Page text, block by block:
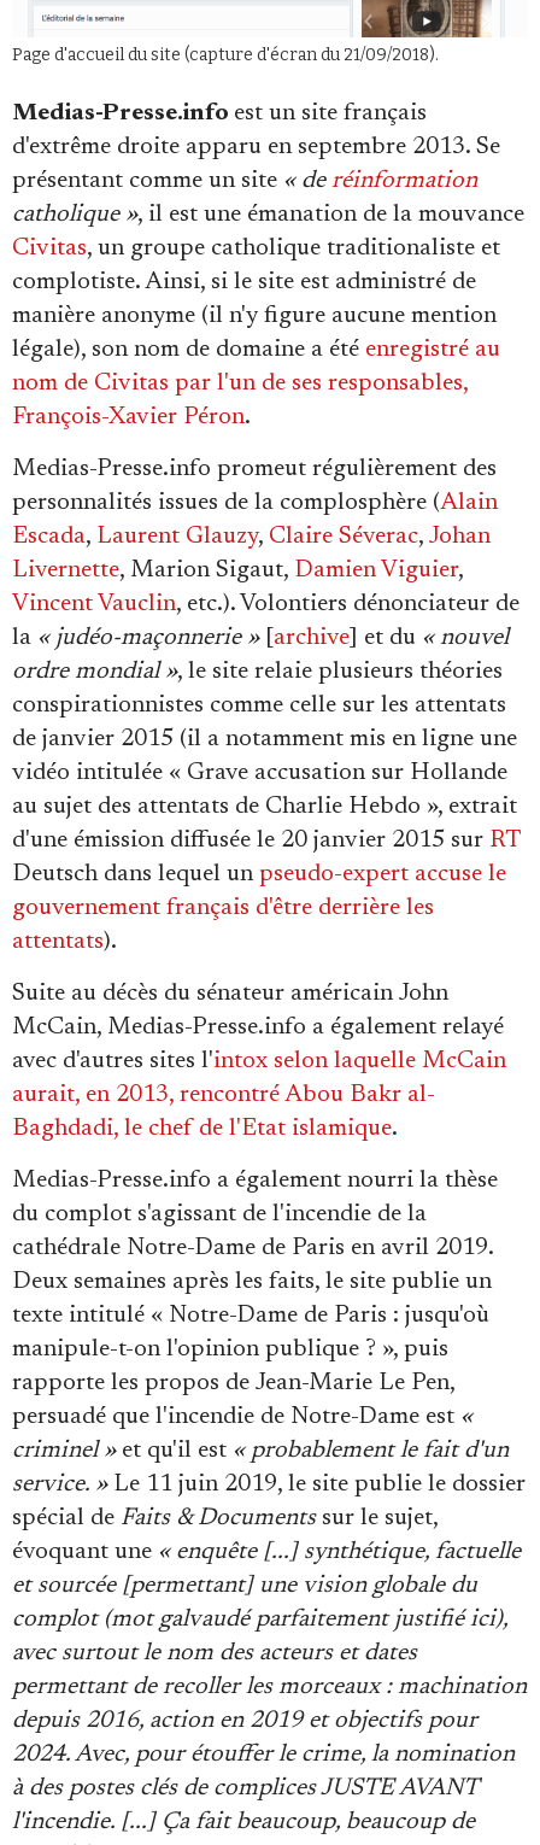
Demander à Vera
Page d'accueil du site (capture d'écran du 21/09/2018).
Medias-Presse.info est un site français
d'extrême droite apparu en septembre 2013. Se
présentant comme un site « de réinformation
catholique », il est une émanation de la mouvance
Civitas, un groupe catholique traditionaliste et
complotiste. Ainsi, si le site est administré de
manière anonyme (il n'y figure aucune mention
légale), son nom de domaine a été enregistré au
nom de Civitas par l'un de ses responsables,
François-Xavier Péron.
Medias-Presse.info promeut régulièrement des
personnalités issues de la complosphère (Alain
Escada, Laurent Glauzy, Claire Séverac, Johan
Livernette, Marion Sigaut, Damien Viguier,
Vincent Vauclin, etc.). Volontiers dénonciateur de
la « judéo-maçonnerie »[ archive ] et du « nouvel
ordre mondial », le site relaie plusieurs théories
conspirationnistes comme celle sur les attentats
de janvier 2015 (il a notamment mis en ligne une
vidéo intitulée « Grave accusation sur Hollande
au sujet des attentats de Charlie Hebdo », extrait
d'une émission diffusée le 20 janvier 2015 sur RT
Deutsch dans lequel un pseudo-expert accuse le
gouvernement français d'être derrière les
attentats).
Suite au décès du sénateur américain John
McCain, Medias-Presse.info a également relayé
avec d'autres sites l'intox selon laquelle McCain
aurait, en 2013, rencontré Abou Bakr al-
Baghdadi, le chef de l'Etat islamique.
Medias-Presse.info a également nourri la thèse
du complot s'agissant de l'incendie de la
cathédrale Notre-Dame de Paris en avril 2019.
Deux semaines après les faits, le site publie un
texte intitulé « Notre-Dame de Paris : jusqu'où
manipule-t-on l'opinion publique ? », puis
rapporte les propos de Jean-Marie Le Pen,
persuadé que l'incendie de Notre-Dame est «
criminel »et qu'il est « probablement le fait d'un
service. »Le 11 juin 2019, le site publie le dossier
spécial de Faits & Documentssur le sujet,
évoquant une « enquête [...] synthétique, factuelle
et sourcée [permettant] une vision globale du
complot (mot galvaudé parfaitement justifié ici),
avec surtout le nom des acteurs et dates
permettant de recoller les morceaux : machination
depuis 2016, action en 2019 et objectifs pour
2024. Avec, pour étouffer le crime, la nomination
à des postes clés de complices JUSTE AVANT
l'incendie. [...] Ça fait beaucoup, beaucoup de